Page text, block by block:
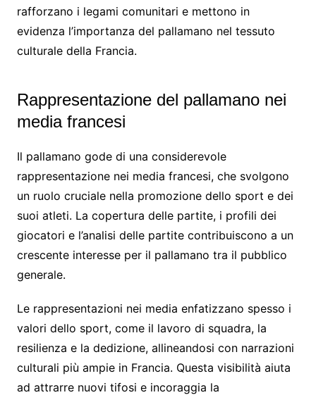
rafforzano i legami comunitari e mettono in
evidenza l’importanza del pallamano nel tessuto
culturale della Francia.
Rappresentazione del pallamano nei
media francesi
Il pallamano gode di una considerevole
rappresentazione nei media francesi, che svolgono
un ruolo cruciale nella promozione dello sport e dei
suoi atleti. La copertura delle partite, i profili dei
giocatori e l’analisi delle partite contribuiscono a un
crescente interesse per il pallamano tra il pubblico
generale.
Le rappresentazioni nei media enfatizzano spesso i
valori dello sport, come il lavoro di squadra, la
resilienza e la dedizione, allineandosi con narrazioni
culturali più ampie in Francia. Questa visibilità aiuta
ad attrarre nuovi tifosi e incoraggia la